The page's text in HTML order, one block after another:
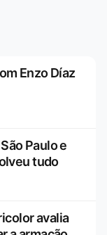
Enzo Díaz
Paulo e
tudo
avalia